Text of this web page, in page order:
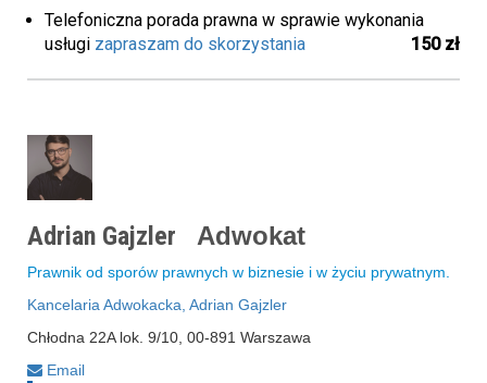
Telefoniczna porada prawna w sprawie wykonania
usługi
150 zł
zapraszam do skorzystania
Adrian Gajzler Adwokat
Prawnik od sporów prawnych w biznesie i w życiu prywatnym.
Kancelaria Adwokacka, Adrian Gajzler
Chłodna 22A lok. 9/10, 00-891 Warszawa
Email